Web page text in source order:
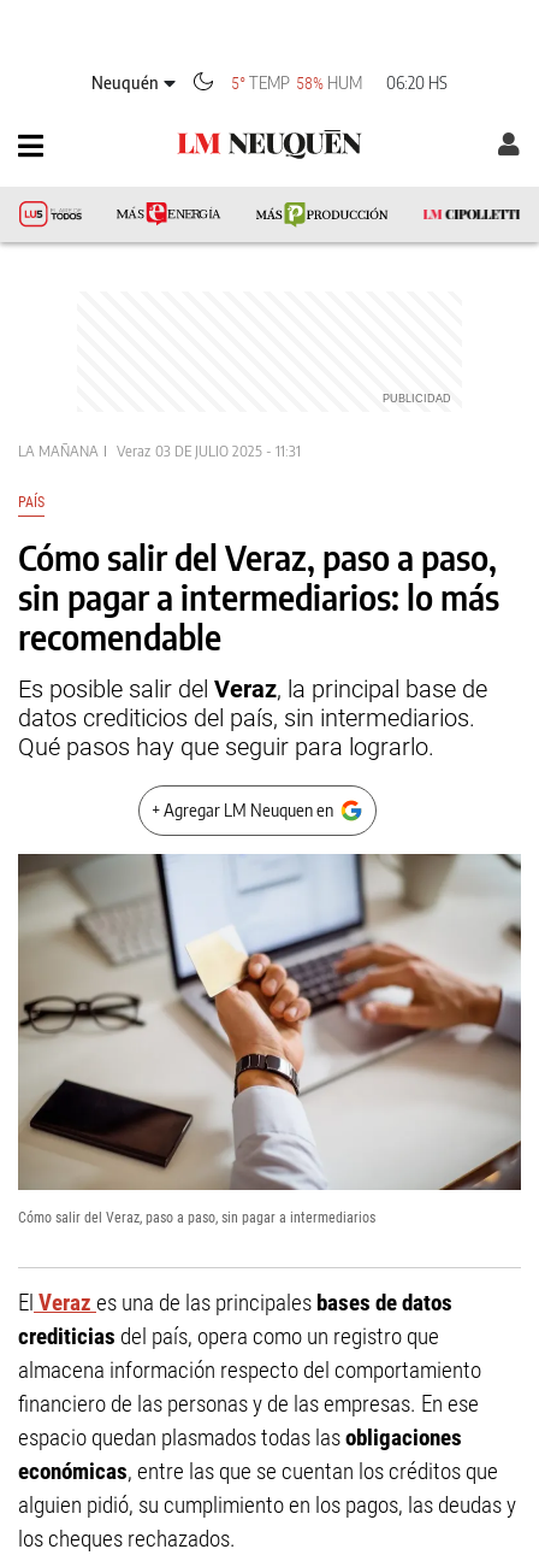
Neuquén 5° TEMP 58% HUM 06:20 HS
LA MAÑANA Veraz 03 DE JULIO 2025 - 11:31
PAÍS
Cómo salir del Veraz, paso a paso,
sin pagar a intermediarios: lo más
recomendable
Es posible salir del Veraz, la principal base de
datos crediticios del país, sin intermediarios.
Qué pasos hay que seguir para lograrlo.
+ Agregar LM Neuquen en
Cómo salir del Veraz, paso a paso, sin pagar a intermediarios
El Veraz es una de las principales bases de datos
crediticias del país, opera como un registro que
almacena información respecto del comportamiento
financiero de las personas y de las empresas. En ese
espacio quedan plasmados todas lasobligaciones
económicas, entre las que se cuentan los créditos que
alguien pidió, su cumplimiento en los pagos, las deudas y
los cheques rechazados.